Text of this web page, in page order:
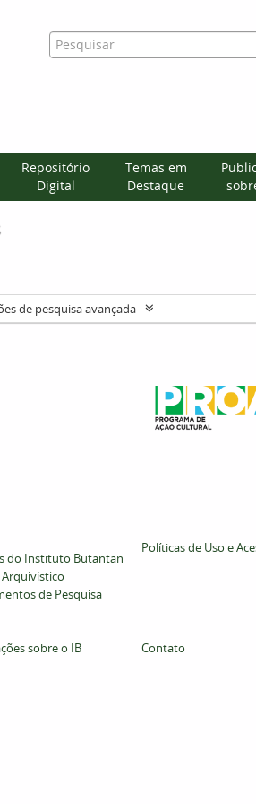
Repositório
Digital
Temas em
Destaque
de pesquisa avançada
do Instituto Butantan
de Pesquisa
Políticas de Uso e
sobre o IB Contato